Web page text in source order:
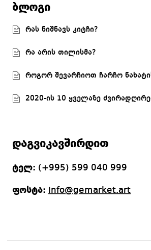
ბლოგი
რას ნიშნავს კიტჩი?
რა არის თილისმა?
როგორ შევარჩიოთ ჩარჩო
2020-ის 10 ყველაზე
დაგვიკავშირდით
ტელ: (+995) 599 040 999
ფოსტა: info@gemarket.art